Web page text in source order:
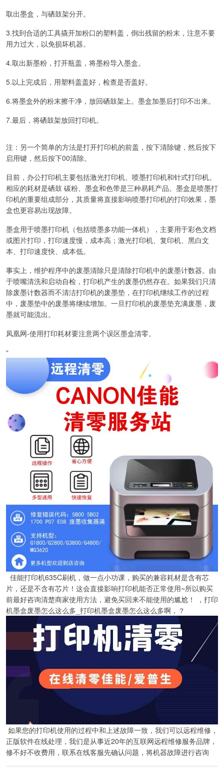
取出墨盒，与硒鼓架分开。
3.找到合适的工具撬开加粉口的塑料盖，倒出残留的粉末，注意不要
用力过大，以免损坏机器。
4.取出新墨粉，打开瓶盖，将墨粉导入墨盒。
5.以上完成后，用塑料盖盖好，检查是否盖好。
6.将墨盒外的粉末擦干净，放回硒鼓架上。墨盒加墨后打印不出来。
7.最后，将硒鼓架放回打印机。
注：另一个简单的方法是打开打印机的前盖，按下清除键，然后按下
启用键，然后按下00清除。
目前，办公打印机主要包括激光打印机、喷墨打印机和针式打印机。
相应的耗材是硒鼓 碳粉、墨盒和色带是三种易耗产品。墨盒是喷墨打
印机的重要组成部分，其质量将直接影响喷墨打印机的打印效果，墨
盒也更容易出现故障。
墨盒用于喷墨打印机（包括喷墨多功能一体机），主要用于彩色文档
或图片打印，打印速度慢，成本高；激光打印机、复印机、黑白文
本、打印速度快、成本低。
事实上，维护程序中的废墨清除只是清除打印机中的废墨计数器。由
于喷嘴清洗和启动自检，打印机产生的废墨仍然存在。如果我们只清
除废墨计数器而不清洁打印机的废墨垫，在打印机继续工作的过程
中，废墨垫中的废墨将继续增加。一旦打印机的废墨垫充满废墨，废
墨就可能流出。
凤凰网-使用打印耗材要注意两个误区墨盒清零。
“
佳能打印机635C刷机，做一点小功课，购买的兼容耗材是含有芯
片，还是不含有芯片！这会直接影响打印机能否正常使用~所以购买
前最好咨询清楚商家使用方法，避免买回来不能使用的尴尬！ ，打印
机墨盒废墨怎么这么多_打印机墨盒废墨怎么这么多啊，？
如果您的打印机使用的过程中和上述故障一致，我们可以远程维修，
正版软件在线处理，我们是从事近20年的互联网远程维修服务品牌，
修不好不收费用，联系在线客服先确认问题，将机器故障进行咨询